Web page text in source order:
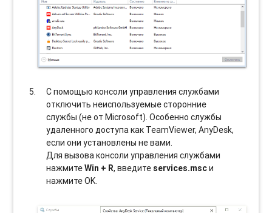
С помощью консоли управления службами
отключить неиспользуемые сторонние
службы (не от Microsoft). Особенно службы
удаленного доступа как TeamViewer, AnyDesk,
если они установлены не вами.
Для вызова консоли управления службами
нажмитеWin + R, введите services.mscи
нажмите OK.